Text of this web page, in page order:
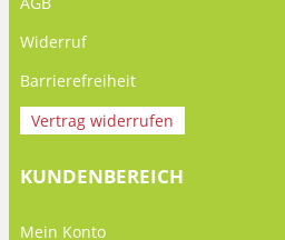
Widerruf
Barrierefreiheit
Vertrag widerrufen
KUNDENBEREICH
Mein Konto